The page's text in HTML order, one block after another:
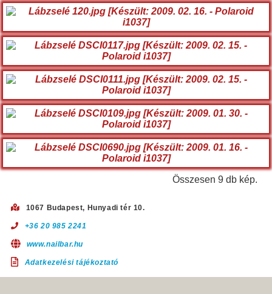
Összesen 9 db kép.
1067 Budapest, Hunyadi tér 10.
+36 20 985 2241
www.nailbar.hu
Adatkezelési tájékoztató